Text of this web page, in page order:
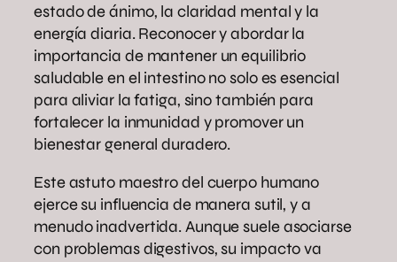
estado de ánimo, la claridad mental y la
energía diaria. Reconocer y abordar la
importancia de mantener un equilibrio
saludable en el intestino no solo es esencial
para aliviar la fatiga, sino también para
fortalecer la inmunidad y promover un
bienestar general duradero.
Este astuto maestro del cuerpo humano
ejerce su influencia de manera sutil, y a
menudo inadvertida. Aunque suele asociarse
con problemas digestivos, su impacto va